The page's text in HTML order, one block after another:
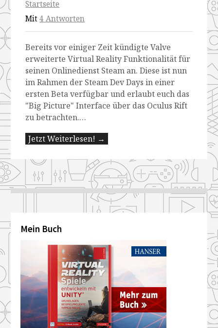
Startseite
Mit4 Antworten
Bereits vor einiger Zeit kündigte Valve
erweiterte Virtual Reality Funktionalität für
seinen Onlinedienst Steam an. Diese ist nun
im Rahmen der Steam Dev Days in einer
ersten Beta verfügbar und erlaubt euch das
"Big Picture" Interface über das Oculus Rift
zu betrachten.…
Jetzt Weiterlesen! →
Mein Buch